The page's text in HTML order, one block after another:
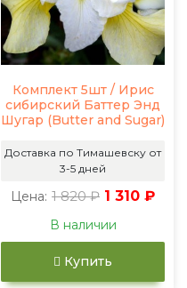
Комплект 5шт / Ирис
сибирский Баттер Энд
Шугар (Butter and Sugar)
Доставка по Тимашевску от
3-5 дней
Цена: 1 820 ₽ 1 310 ₽
В наличии
Купить